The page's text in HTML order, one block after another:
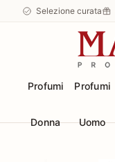
Selezione curata
Profumi
Donna
Profumi
Uomo